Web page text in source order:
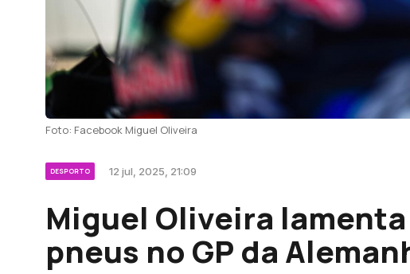
Foto: Facebook Miguel Oliveira
DESPORTO 12 jul, 2025, 21:09
Miguel Oliveira
pneus no GP da